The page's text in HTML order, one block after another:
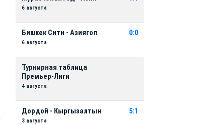
6 августа
Бишкек Сити - Азиягол
6 августа
0:0
Турнирная таблица
Премьер-Лиги
4 августа
Дордой - Кыргызалтын
3 августа
5:1